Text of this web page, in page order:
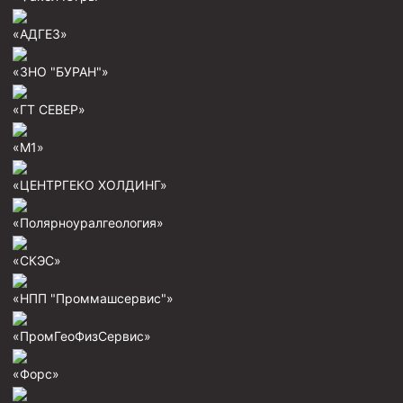
Удочки ловильные
Труболовки
Фрезеры стартово-оконные
Печати свинцовые
«АДГЕЗ»
«ЗНО "БУРАН"»
«ГТ СЕВЕР»
«М1»
«ЦЕНТРГЕКО ХОЛДИНГ»
«Полярноуралгеология»
«СКЭС»
«НПП "Проммашсервис"»
«ПромГеоФизСервис»
«Форс»